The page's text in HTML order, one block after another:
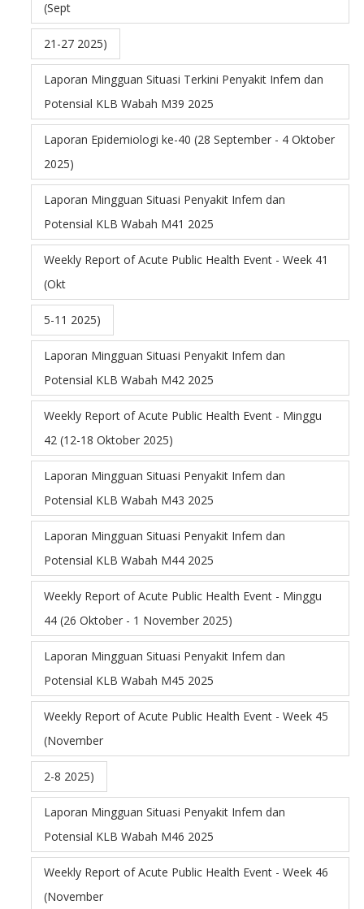
(Sept
21-27 2025)
Laporan Mingguan Situasi Terkini Penyakit Infem dan
Potensial KLB Wabah M39 2025
Laporan Epidemiologi ke-40 (28 September - 4 Oktober
2025)
Laporan Mingguan Situasi Penyakit Infem dan
Potensial KLB Wabah M41 2025
Weekly Report of Acute Public Health Event - Week 41
(Okt
5-11 2025)
Laporan Mingguan Situasi Penyakit Infem dan
Potensial KLB Wabah M42 2025
Weekly Report of Acute Public Health Event - Minggu
42 (12-18 Oktober 2025)
Laporan Mingguan Situasi Penyakit Infem dan
Potensial KLB Wabah M43 2025
Laporan Mingguan Situasi Penyakit Infem dan
Potensial KLB Wabah M44 2025
Weekly Report of Acute Public Health Event - Minggu
44 (26 Oktober - 1 November 2025)
Laporan Mingguan Situasi Penyakit Infem dan
Potensial KLB Wabah M45 2025
Weekly Report of Acute Public Health Event - Week 45
(November
2-8 2025)
Laporan Mingguan Situasi Penyakit Infem dan
Potensial KLB Wabah M46 2025
Weekly Report of Acute Public Health Event - Week 46
(November